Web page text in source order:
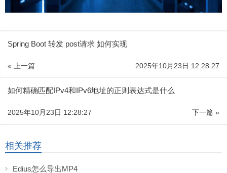
Spring Boot 转发 post请求 如何实现
« 上一篇 2025年10月23日 12:28:27
如何精确匹配IPv4和IPv6地址的正则表达式是什么
下一篇 »
2025年10月23日 12:28:27
相关推荐
Edius怎么导出MP4